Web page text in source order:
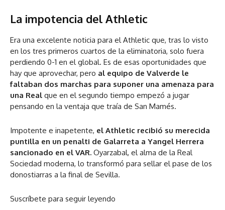
La impotencia del Athletic
Era una excelente noticia para el Athletic que, tras lo visto
en los tres primeros cuartos de la eliminatoria, solo fuera
perdiendo 0-1 en el global. Es de esas oportunidades que
hay que aprovechar, pero al equipo de Valverde le
faltaban dos marchas para suponer una amenaza para
una Real que en el segundo tiempo empezó a jugar
pensando en la ventaja que traía de San Mamés.
Impotente e inapetente, el Athletic recibió su merecida
puntilla en un penalti de Galarreta a Yangel Herrera
sancionado en el VAR. Oyarzabal, el alma de la Real
Sociedad moderna, lo transformó para sellar el pase de los
donostiarras a la final de Sevilla.
Suscríbete para seguir leyendo